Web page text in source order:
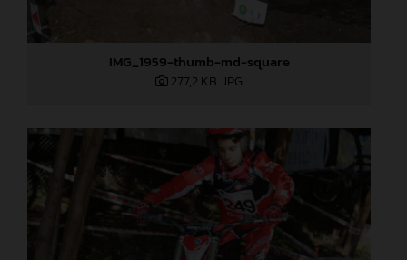
IMG_1959-thumb-md-square
277,2 KB .JPG